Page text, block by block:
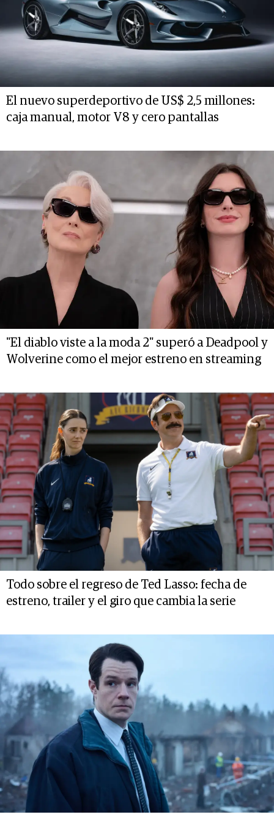
El nuevo superdeportivo de US$ 2,5 millones:
caja manual, motor V8 y cero pantallas
"El diablo viste a la moda 2" superó a Deadpool y
Wolverine como el mejor estreno en streaming
Todo sobre el regreso de Ted Lasso: fecha de
estreno, trailer y el giro que cambia la serie